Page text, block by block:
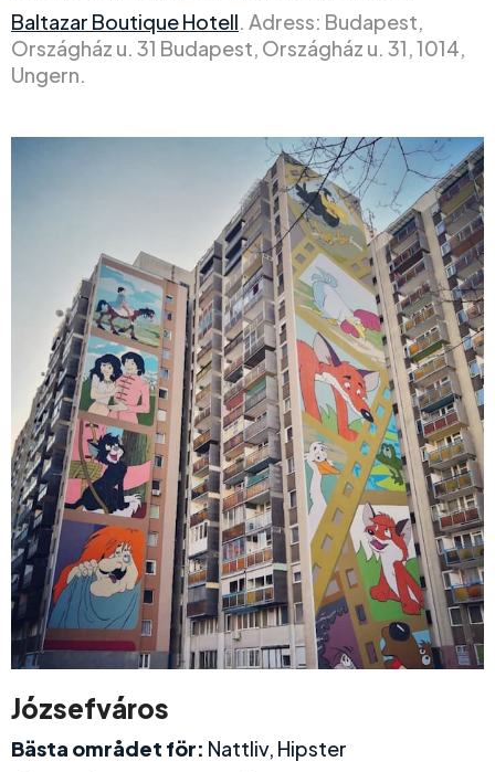
Baltazar Boutique Hotell. Adress: Budapest,
Országház u. 31 Budapest, Országház u. 31, 1014,
Ungern.
Józsefváros
Bästa området för: Nattliv, Hipster